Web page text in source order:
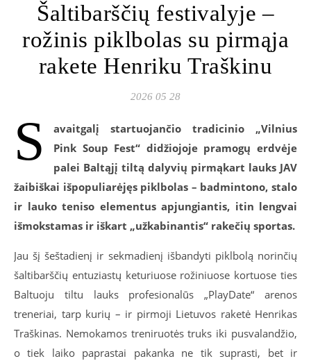
Šaltibarščių festivalyje –
rožinis piklbolas su pirmąja
rakete Henriku Traškinu
2026 05 28
S
avaitgalį startuojančio tradicinio „Vilnius
Pink Soup Fest“ didžiojoje pramogų erdvėje
palei Baltąjį tiltą dalyvių pirmąkart lauks JAV
žaibiškai išpopuliarėjęs piklbolas – badmintono, stalo
ir lauko teniso elementus apjungiantis, itin lengvai
išmokstamas ir iškart „užkabinantis“ rakečių sportas.
Jau šį šeštadienį ir sekmadienį išbandyti piklbolą norinčių
šaltibarščių entuziastų keturiuose rožiniuose kortuose ties
Baltuoju tiltu lauks profesionalūs „PlayDate“ arenos
treneriai, tarp kurių – ir pirmoji Lietuvos raketė Henrikas
Traškinas. Nemokamos treniruotės truks iki pusvalandžio,
o tiek laiko paprastai pakanka ne tik suprasti, bet ir